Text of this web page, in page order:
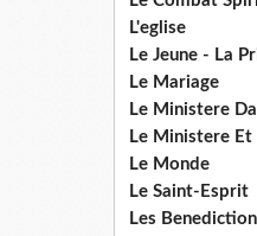
L'eglise
Le Jeune - La
Le Mariage
Le Ministere
Le Ministere Et
Le Monde
Le Saint-Esprit
Les